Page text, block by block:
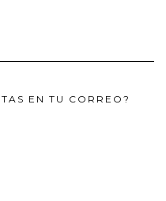
EN TU CORREO?